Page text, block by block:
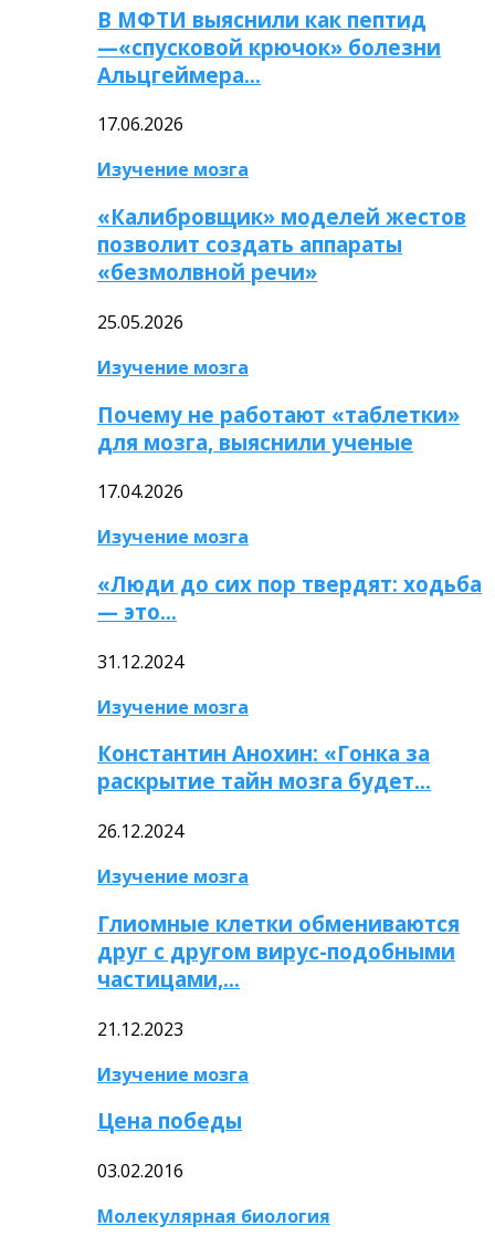
В МФТИ выяснили как пептид
—«спусковой крючок» болезни
Альцгеймера…
17.06.2026
Изучение мозга
«Калибровщик» моделей жестов
позволит создать аппараты
«безмолвной речи»
25.05.2026
Изучение мозга
Почему не работают «таблетки»
для мозга, выяснили ученые
17.04.2026
Изучение мозга
«Люди до сих пор твердят: ходьба
— это…
31.12.2024
Изучение мозга
Константин Анохин: «Гонка за
раскрытие тайн мозга будет…
26.12.2024
Изучение мозга
Глиомные клетки обмениваются
друг с другом вирус-подобными
частицами,…
21.12.2023
Изучение мозга
Цена победы
03.02.2016
Молекулярная биология